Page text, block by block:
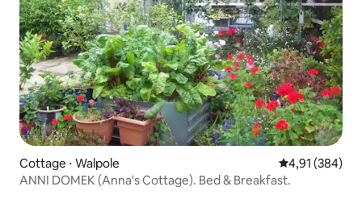
Cottage ⋅ Walpole Évaluation
4,91 (384)
ANNI DOMEK (Anna's Cottage). Bed & Breakfast.